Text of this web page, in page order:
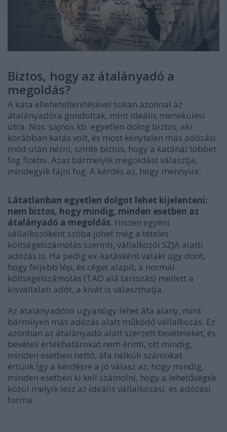
Biztos, hogy az átalányadó a
megoldás?
A kata ellehetetlenítésével sokan azonnal az
átalányadóra gondoltak, mint ideális menekülési
útra. Nos: sajnos kb. egyetlen dolog biztos, aki
korábban katás volt, és most kénytelen más adózási
mód után nézni, szinte biztos, hogy a katánál többet
fog fizetni. Azaz bármelyik megoldást választja,
mindegyik fájni fog. A kérdés az, hogy mennyire.
Látatlanban egyetlen dolgot lehet kijelenteni:
nem biztos, hogy mindig, minden esetben az
átalányadó a megoldás. Hiszen egyéni
vállalkozóként szóba jöhet még a tételes
költségelszámolás szerinti, vállalkozói SZJA alatti
adózás is. Ha pedig ex-katásként valaki úgy dönt,
hogy feljebb lép, és céget alapít, a normál
költségelszámolás (TAO alá tartozás) mellett a
kisvállalati adót, a kivát is választhatja.
Az átalányadózó ugyanúgy lehet áfa alany, mint
bármilyen más adózás alatt működő vállalkozás. Ez
azonban az átalányadó alatt szerzett bevételeket, és
bevételi értékhatárokat nem érinti, ott mindig,
minden esetben nettó, áfa nélküli számokat
értünk.Így a kérdésre a jó válasz az, hogy mindig,
minden esetben ki kell számolni, hogy a lehetőségek
közül melyik lesz az ideális vállalkozási, és adózási
forma.